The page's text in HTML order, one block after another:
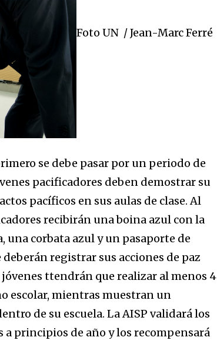
Foto UN / Jean-Marc Ferré
se debe pasar por un periodo de
pacificadores deben demostrar su
pacíficos en sus aulas de clase. Al
recibirán una boina azul con la
una corbata azul y un pasaporte de
registrar sus acciones de paz
ttendrán que realizar al menos 4
escolar, mientras muestran un
de su escuela. La AISP validará los
principios de año y los recompensará